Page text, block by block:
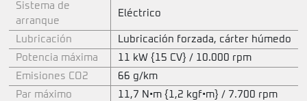
Sistema de
arranque
Eléctrico
Lubricación
Lubricación forzada, cárter húmedo
Potencia máxima
11 kW {15 CV} / 10.000 rpm
Emisiones CO2
66 g/km
Par máximo
11,7 N•m {1,2 kgf•m} / 7.700 rpm